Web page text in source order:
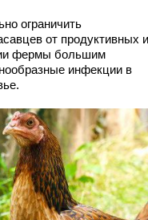
ограничить
от продуктивных и
фермы большим
инфекции в